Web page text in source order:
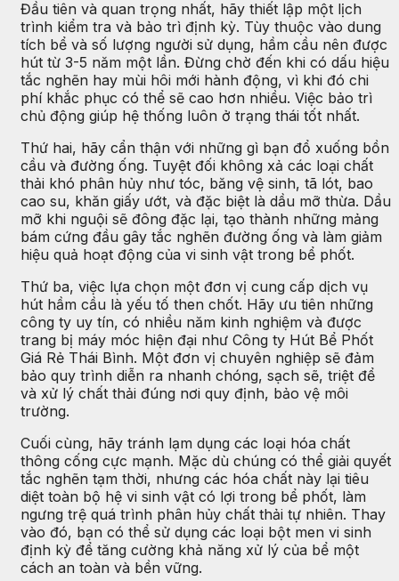
Đầu tiên và quan trọng nhất, hãy thiết lập một lịch
trình kiểm tra và bảo trì định kỳ. Tùy thuộc vào dung
tích bể và số lượng người sử dụng, hầm cầu nên được
hút từ 3-5 năm một lần. Đừng chờ đến khi có dấu hiệu
tắc nghẽn hay mùi hôi mới hành động, vì khi đó chi
phí khắc phục có thể sẽ cao hơn nhiều. Việc bảo trì
chủ động giúp hệ thống luôn ở trạng thái tốt nhất.
Thứ hai, hãy cẩn thận với những gì bạn đổ xuống bồn
cầu và đường ống. Tuyệt đối không xả các loại chất
thải khó phân hủy như tóc, băng vệ sinh, tã lót, bao
cao su, khăn giấy ướt, và đặc biệt là dầu mỡ thừa. Dầu
mỡ khi nguội sẽ đông đặc lại, tạo thành những mảng
bám cứng đầu gây tắc nghẽn đường ống và làm giảm
hiệu quả hoạt động của vi sinh vật trong bể phốt.
Thứ ba, việc lựa chọn một đơn vị cung cấp dịch vụ
hút hầm cầu là yếu tố then chốt. Hãy ưu tiên những
công ty uy tín, có nhiều năm kinh nghiệm và được
trang bị máy móc hiện đại như Công ty Hút Bể Phốt
Giá Rẻ Thái Bình. Một đơn vị chuyên nghiệp sẽ đảm
bảo quy trình diễn ra nhanh chóng, sạch sẽ, triệt để
và xử lý chất thải đúng nơi quy định, bảo vệ môi
trường.
Cuối cùng, hãy tránh lạm dụng các loại hóa chất
thông cống cực mạnh. Mặc dù chúng có thể giải quyết
tắc nghẽn tạm thời, nhưng các hóa chất này lại tiêu
diệt toàn bộ hệ vi sinh vật có lợi trong bể phốt, làm
ngưng trệ quá trình phân hủy chất thải tự nhiên. Thay
vào đó, bạn có thể sử dụng các loại bột men vi sinh
định kỳ để tăng cường khả năng xử lý của bể một
cách an toàn và bền vững.